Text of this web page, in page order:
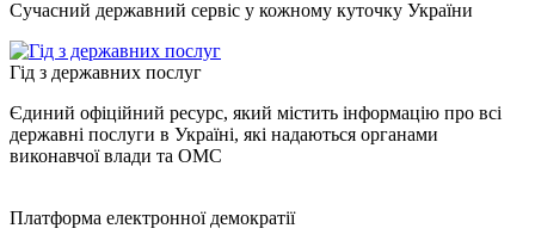
Сучасний державний сервіс у кожному куточку України
Гід з державних послуг
Єдиний офіційний ресурс, який містить інформацію про всі
державні послуги в Україні, які надаються органами
виконавчої влади та ОМС
Платформа електронної демократії